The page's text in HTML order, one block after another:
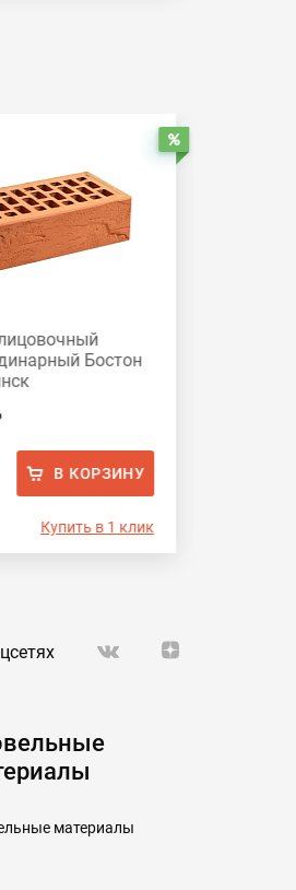
Бостон
В КОРЗИНУ
Купить в 1 клик
материалы